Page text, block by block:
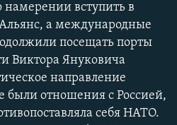
намерении вступить в
а международные
посещать порты
Виктора Януковича
направление
были отношения с Россией,
себя НАТО.